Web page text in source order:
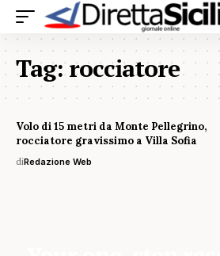
Tag:rocciatore
Volo di 15 metri da Monte Pellegrino,
rocciatore gravissimo a Villa Sofia
diRedazione Web